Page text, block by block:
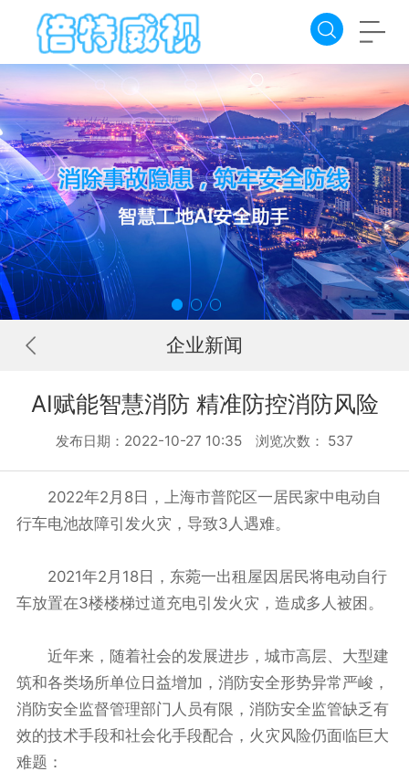
企业新闻
AI赋能智慧消防 精准防控消防风险
发布日期：2022-10-27 10:35 浏览次数： 537
2022年2月8日，上海市普陀区一居民家中电动自
行车电池故障引发火灾，导致3人遇难。
2021年2月18日，东菀一出租屋因居民将电动自行
车放置在3楼楼梯过道充电引发火灾，造成多人被困。
近年来，随着社会的发展进步，城市高层、大型建
筑和各类场所单位日益增加，消防安全形势异常严峻，
消防安全监督管理部门人员有限，消防安全监管缺乏有
效的技术手段和社会化手段配合，火灾风险仍面临巨大
难题：